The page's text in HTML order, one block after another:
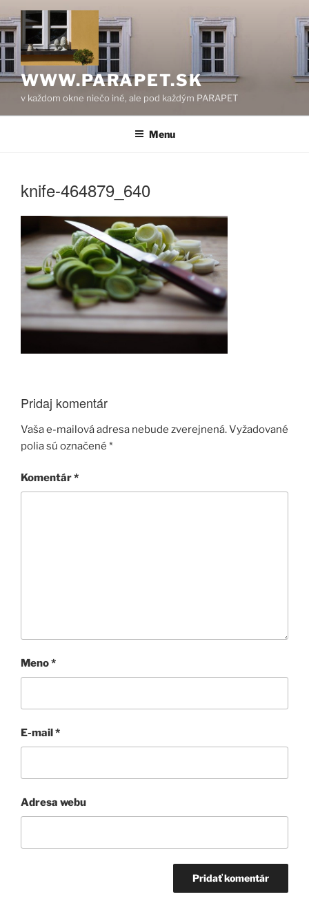
Prejsť
na
obsah
WWW.PARAPET.SK
v každom okne niečo iné, ale pod každým PARAPET
Menu
knife-464879_640
Pridaj komentár
Vaša e-mailová adresa nebude zverejnená.Vyžadované
polia sú označené *
Komentár*
Meno*
E-mail*
Adresa webu